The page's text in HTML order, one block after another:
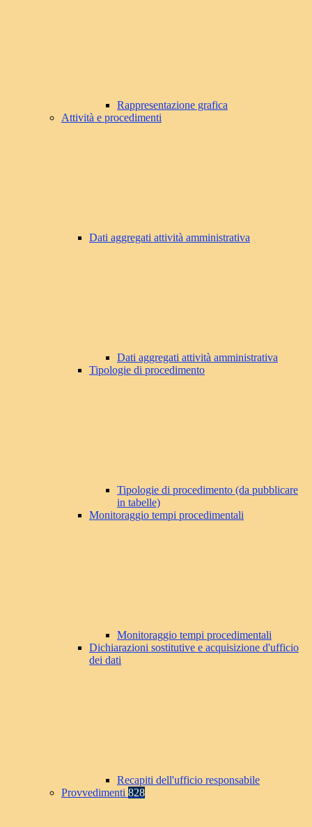
Rappresentazione grafica
Attività e procedimenti
Dati aggregati attività amministrativa
Dati aggregati attività amministrativa
Tipologie di procedimento
Tipologie di procedimento (da pubblicare
in tabelle)
Monitoraggio tempi procedimentali
Monitoraggio tempi procedimentali
Dichiarazioni sostitutive e acquisizione d'ufficio
dei dati
Recapiti dell'ufficio responsabile
Provvedimenti 828